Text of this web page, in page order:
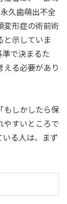
久歯萌出不全
変形症の術前術
と示していま
で決まるた
る必要があり
もしかしたら保
やすいところで
る人は、まず